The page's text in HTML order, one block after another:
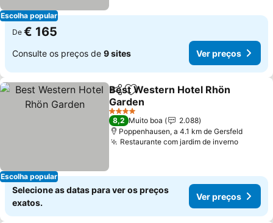
Escolha popular
De € 165
Consulte os preços de 9 sites Ver preços
Escolha popular
PartilharAdicionar aos favoritos
Best Western Hotel Rhön
Garden
Ver preços
4 Estrelas
8,2 Muito boa
2.088
Poppenhausen, a 4.1 km de Gersfeld
Restaurante com jardim de invernoVer
Selecione as datas para ver os preços
exatos.
Ver preços